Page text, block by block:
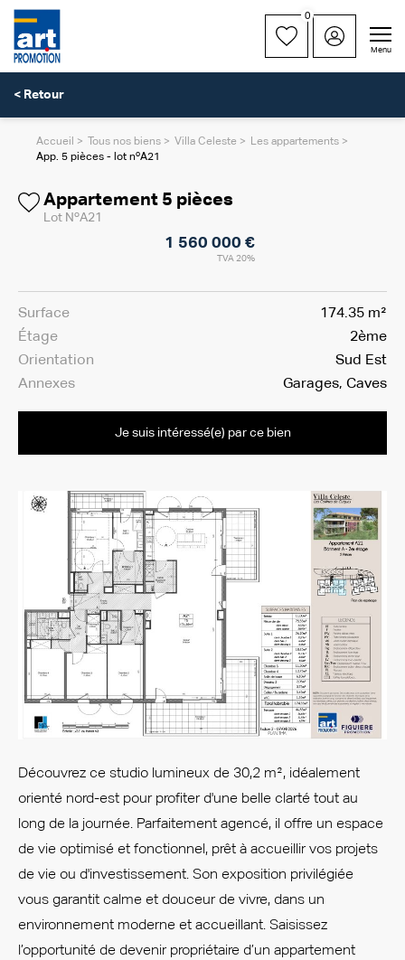
0
Menu
< Retour
Accueil Tous nos biens Villa Celeste
Les appartements
App. 5 pièces - lot nºA21
Appartement 5 pièces
Lot NºA21
1 560 000 €
TVA 20%
Surface
174.35 m²
Étage
2ème
Orientation
Sud Est
Annexes
Garages, Caves
Je suis intéressé(e) par ce bien
Découvrez ce studio lumineux de 30,2 m², idéalement
orienté nord-est pour profiter d'une belle clarté tout au
long de la journée. Parfaitement agencé, il offre un espace
de vie optimisé et fonctionnel, prêt à accueillir vos projets
de vie ou d'investissement. Son exposition privilégiée
vous garantit calme et douceur de vivre, dans un
environnement moderne et accueillant. Saisissez
l’opportunité de devenir propriétaire d’un appartement